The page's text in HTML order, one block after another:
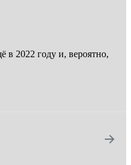
в 2022 году и, вероятно,
→